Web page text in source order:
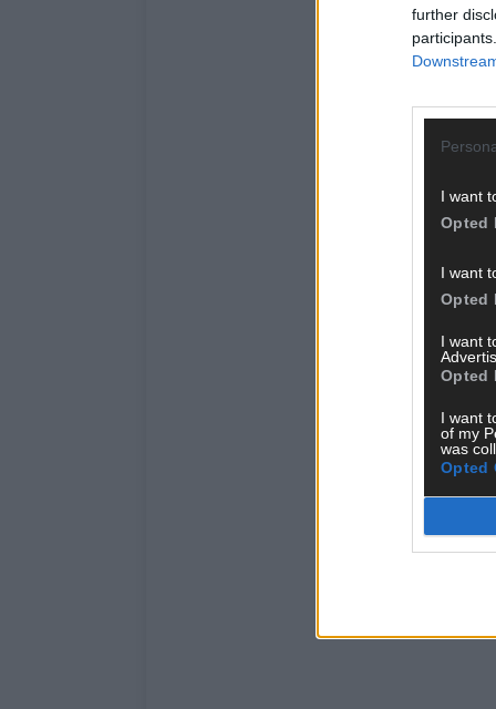
further
I want
Opted
I want
Opted
I want
Opted
I want
of my
was
Opted